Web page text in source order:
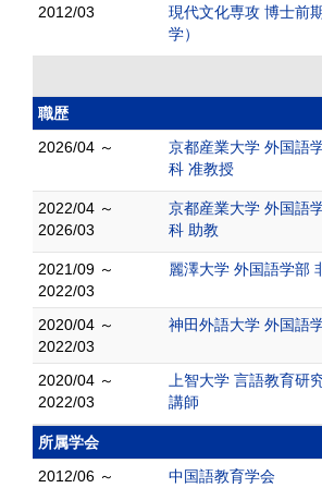
2012/03
現代文化専攻 博士前
学）
職歴
2026/04 ～
京都産業大学 外国語
科 准教授
2022/04 ～
2026/03
京都産業大学 外国語
科 助教
2021/09 ～
2022/03
麗澤大学 外国語学部
2020/04 ～
2022/03
神田外語大学 外国語
2020/04 ～
2022/03
上智大学 言語教育研
講師
所属学会
2012/06 ～
中国語教育学会